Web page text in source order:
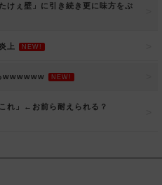
けぇ壁」に引き続き更に味方をぶ
上 NEW!
wwwwww NEW!
れ」←お前ら耐えられる？